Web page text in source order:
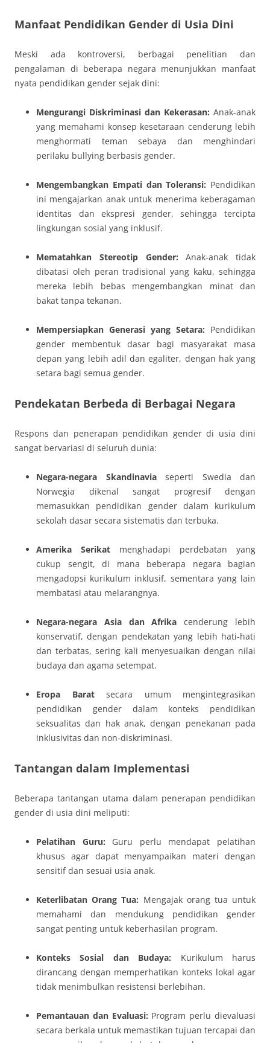
Manfaat Pendidikan Gender di Usia Dini
Meski ada kontroversi, berbagai penelitian dan
pengalaman di beberapa negara menunjukkan manfaat
nyata pendidikan gender sejak dini:
Mengurangi Diskriminasi dan Kekerasan: Anak-anak
yang memahami konsep kesetaraan cenderung lebih
menghormati teman sebaya dan menghindari
perilaku bullying berbasis gender.
Mengembangkan Empati dan Toleransi: Pendidikan
ini mengajarkan anak untuk menerima keberagaman
identitas dan ekspresi gender, sehingga tercipta
lingkungan sosial yang inklusif.
Mematahkan Stereotip Gender: Anak-anak tidak
dibatasi oleh peran tradisional yang kaku, sehingga
mereka lebih bebas mengembangkan minat dan
bakat tanpa tekanan.
Mempersiapkan Generasi yang Setara: Pendidikan
gender membentuk dasar bagi masyarakat masa
depan yang lebih adil dan egaliter, dengan hak yang
setara bagi semua gender.
Pendekatan Berbeda di Berbagai Negara
Respons dan penerapan pendidikan gender di usia dini
sangat bervariasi di seluruh dunia:
Negara-negara Skandinaviaseperti Swedia dan
Norwegia dikenal sangat progresif dengan
memasukkan pendidikan gender dalam kurikulum
sekolah dasar secara sistematis dan terbuka.
Amerika Serikat menghadapi perdebatan yang
cukup sengit, di mana beberapa negara bagian
mengadopsi kurikulum inklusif, sementara yang lain
membatasi atau melarangnya.
Negara-negara Asia dan Afrika cenderung lebih
konservatif, dengan pendekatan yang lebih hati-hati
dan terbatas, sering kali menyesuaikan dengan nilai
budaya dan agama setempat.
Eropa Baratsecara umum mengintegrasikan
pendidikan gender dalam konteks pendidikan
seksualitas dan hak anak, dengan penekanan pada
inklusivitas dan non-diskriminasi.
Tantangan dalam Implementasi
Beberapa tantangan utama dalam penerapan pendidikan
gender di usia dini meliputi:
Pelatihan Guru: Guru perlu mendapat pelatihan
khusus agar dapat menyampaikan materi dengan
sensitif dan sesuai usia anak.
Keterlibatan Orang Tua: Mengajak orang tua untuk
memahami dan mendukung pendidikan gender
sangat penting untuk keberhasilan program.
Konteks Sosial dan Budaya: Kurikulum harus
dirancang dengan memperhatikan konteks lokal agar
tidak menimbulkan resistensi berlebihan.
Pemantauan dan Evaluasi: Program perlu dievaluasi
secara berkala untuk memastikan tujuan tercapai dan